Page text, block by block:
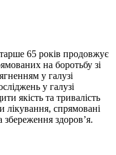
65 років продовжує
на боротьбу зі
у галузі
у галузі
якість та тривалість
лікування, спрямовані
збереження здоров’я.